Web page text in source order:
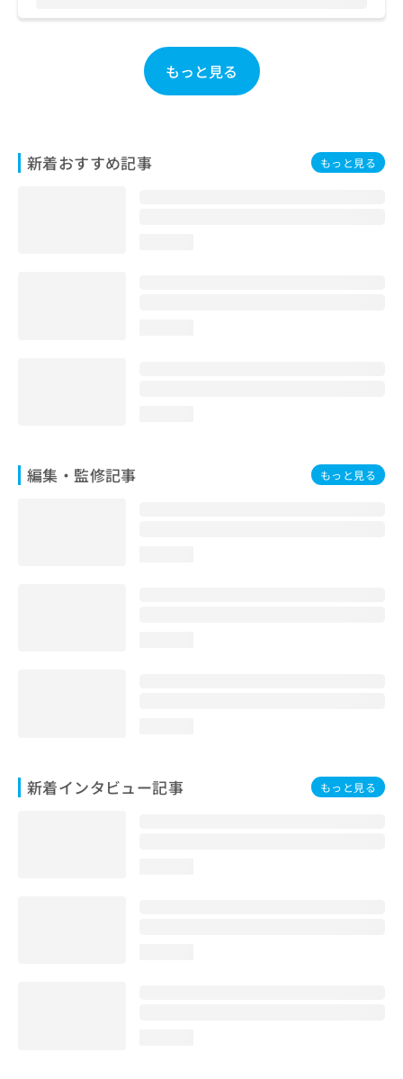
もっと見る
新着おすすめ記事 もっと見る
編集・監修記事 もっと見る
新着インタビュー記事 もっと見る
ち
ら